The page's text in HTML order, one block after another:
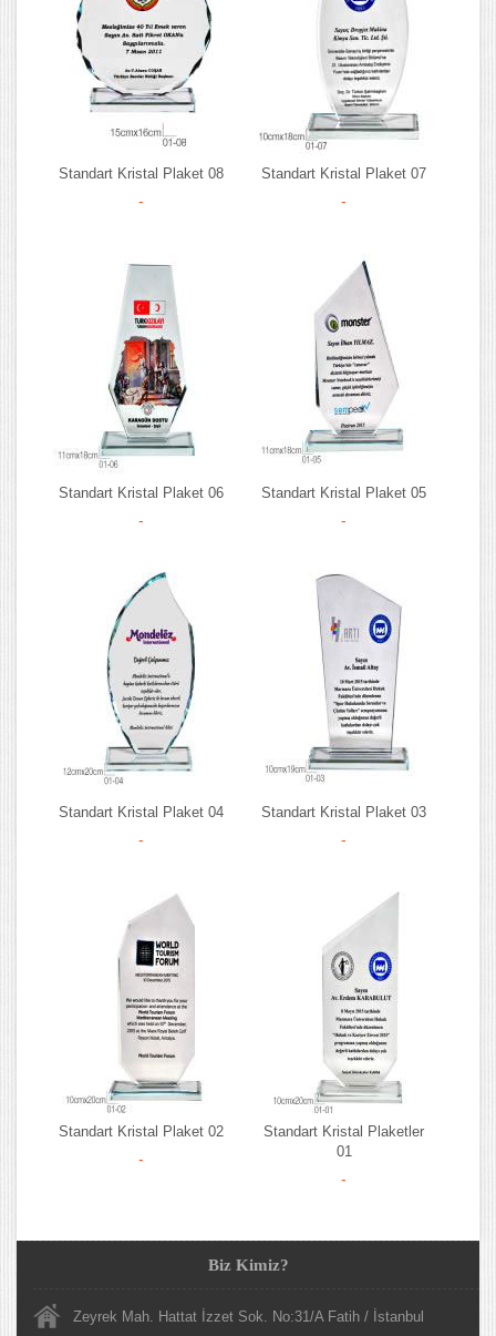
Standart Kristal Plaket 08
-
Standart Kristal Plaket 07
-
Standart Kristal Plaket 06
-
Standart Kristal Plaket 05
-
Standart Kristal Plaket 04
-
Standart Kristal Plaket 03
-
Standart Kristal Plaket 02
-
Standart Kristal Plaketler
01
-
Biz Kimiz?
Zeyrek Mah. Hattat İzzet Sok. No:31/A Fatih / İstanbul